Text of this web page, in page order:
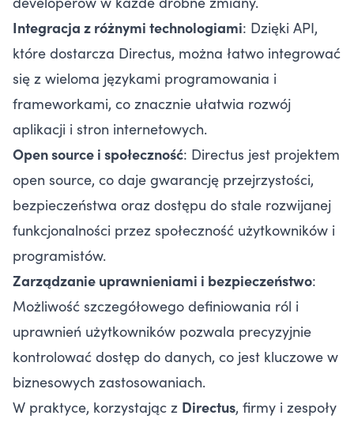
Integracja z różnymi technologiami: Dzięki API,
które dostarcza Directus, można łatwo integrować
się z wieloma językami programowania i
frameworkami, co znacznie ułatwia rozwój
aplikacji i stron internetowych.
Open source i społeczność: Directus jest projektem
open source, co daje gwarancję przejrzystości,
bezpieczeństwa oraz dostępu do stale rozwijanej
funkcjonalności przez społeczność użytkowników i
programistów.
Zarządzanie uprawnieniami i bezpieczeństwo:
Możliwość szczegółowego definiowania ról i
uprawnień użytkowników pozwala precyzyjnie
kontrolować dostęp do danych, co jest kluczowe w
biznesowych zastosowaniach.
W praktyce, korzystając z Directus, firmy i zespoły